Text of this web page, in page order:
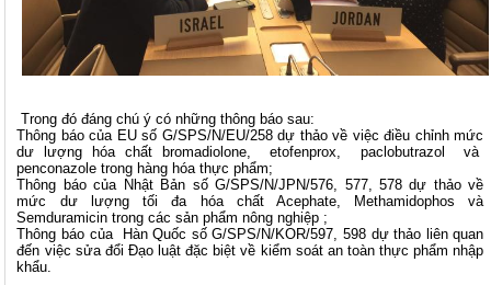
Trong đó đáng chú ý có những thông báo sau:
Thông báo của EU số G/SPS/N/EU/258 dự thảo về việc điều chỉnh mức
dư lượng hóa chất bromadiolone, etofenprox, paclobutrazol và
penconazole trong hàng hóa thực phẩm;
Thông báo của Nhật Bản số G/SPS/N/JPN/576, 577, 578 dự thảo về
mức dư lượng tối đa hóa chất Acephate, Methamidophos và
Semduramicin trong các sản phẩm nông nghiệp ;
Thông báo của Hàn Quốc số G/SPS/N/KOR/597, 598 dự thảo liên quan
đến việc sửa đổi Đạo luật đặc biệt về kiểm soát an toàn thực phẩm nhập
khẩu.